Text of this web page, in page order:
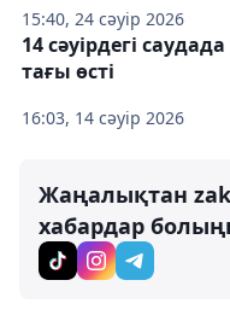
15:40, 24 сәуір 2026
16:03, 14 сәуір 2026
14 сәуірдегі
тағы өсті
Жаңалықтан
хабардар